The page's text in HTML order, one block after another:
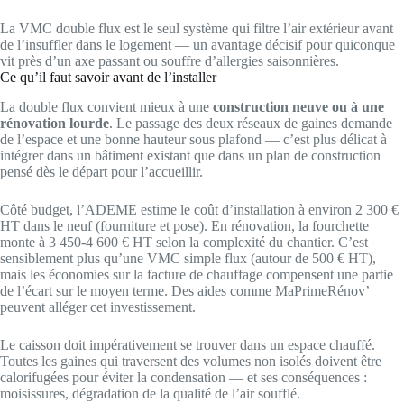
La VMC double flux est le seul système qui filtre l’air extérieur avant
de l’insuffler dans le logement — un avantage décisif pour quiconque
vit près d’un axe passant ou souffre d’allergies saisonnières.
Ce qu’il faut savoir avant de l’installer
La double flux convient mieux à une construction neuve ou à une
rénovation lourde. Le passage des deux réseaux de gaines demande
de l’espace et une bonne hauteur sous plafond — c’est plus délicat à
intégrer dans un bâtiment existant que dans un plan de construction
pensé dès le départ pour l’accueillir.
Côté budget, l’ADEME estime le coût d’installation à environ 2 300 €
HT dans le neuf (fourniture et pose). En rénovation, la fourchette
monte à 3 450-4 600 € HT selon la complexité du chantier. C’est
sensiblement plus qu’une VMC simple flux (autour de 500 € HT),
mais les économies sur la facture de chauffage compensent une partie
de l’écart sur le moyen terme. Des aides comme MaPrimeRénov’
peuvent alléger cet investissement.
Le caisson doit impérativement se trouver dans un espace chauffé.
Toutes les gaines qui traversent des volumes non isolés doivent être
calorifugées pour éviter la condensation — et ses conséquences :
moisissures, dégradation de la qualité de l’air soufflé.